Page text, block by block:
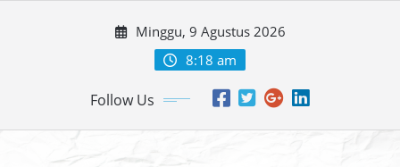
Minggu, 9 Agustus 2026
8:18 am
Follow Us